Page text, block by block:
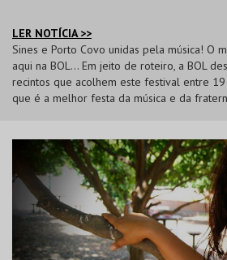
LER NOTÍCIA >>
Sines e Porto Covo unidas pela música! O
aqui na BOL... Em jeito de roteiro, a BOL
recintos que acolhem este festival entre
que é a melhor festa da música e da